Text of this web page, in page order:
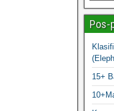
Pos-
15+